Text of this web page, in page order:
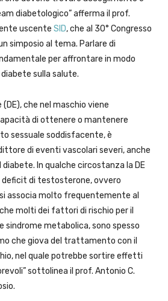
diabetologico” afferma il prof.
uscente SID, che al 30° Congresso
simposio al tema. Parlare di
per affrontare in modo
sulla salute.
che nel maschio viene
di ottenere o mantenere
sessuale soddisfacente, è
di eventi vascolari severi, anche
In qualche circostanza la DE
deficit di testosterone, ovvero
associa molto frequentemente al
molti dei fattori di rischio per il
sindrome metabolica, sono spesso
che giova del trattamento con il
nel quale potrebbe sortire effetti
sottolinea il prof. Antonio C.